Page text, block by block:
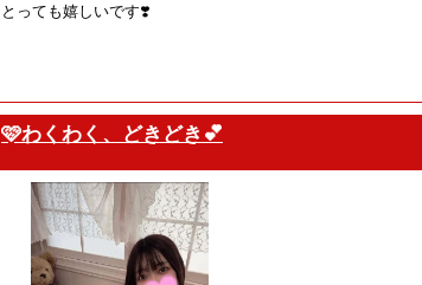
とっても嬉しいです❣️
🩷わくわく、どきどき💕